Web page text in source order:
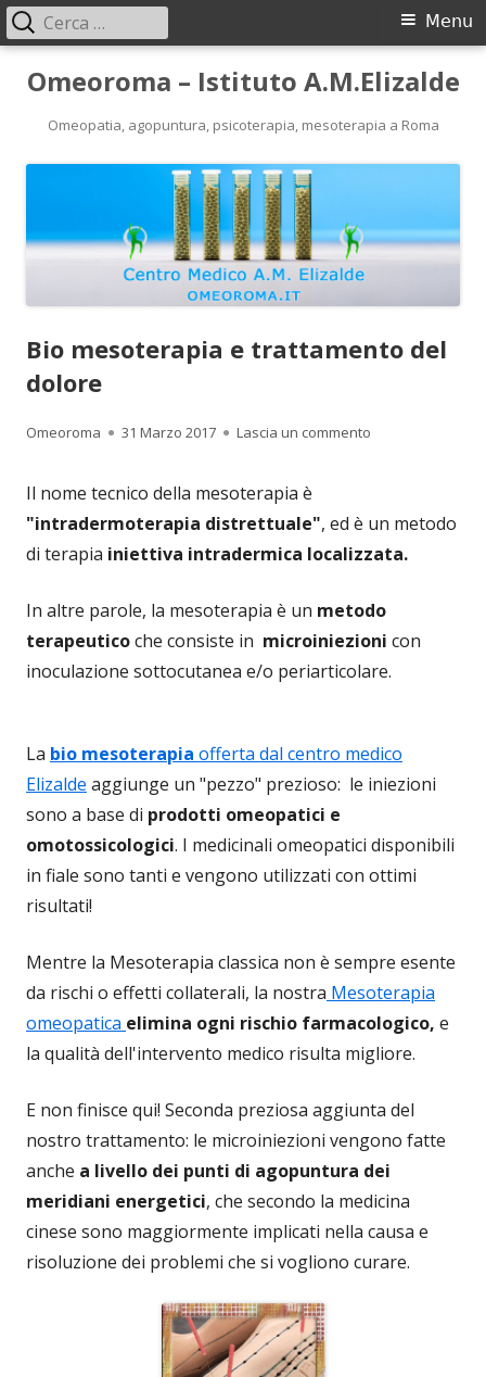
contenuto
Omeoroma – Istituto A.M.Elizalde
Omeopatia, agopuntura, psicoterapia, mesoterapia a Roma
Menu
principale
Menu
Ricerca
per:
Bio mesoterapia e trattamento del
dolore
Autore
Omeoroma Pubblicato
31 Marzo 2017 Lascia un commento
Il nome tecnico della mesoterapia è
"intradermoterapia distrettuale", ed è un metodo
di terapia iniettiva intradermica localizzata.
In altre parole, la mesoterapia è un metodo
terapeuticoche consiste in microiniezioni con
inoculazione sottocutanea e/o periarticolare.
La bio mesoterapia offerta dal centro medico
Elizalde aggiunge un "pezzo" prezioso: le iniezioni
sono a base di prodotti omeopatici e
omotossicologici. I medicinali omeopatici disponibili
in fiale sono tanti e vengono utilizzati con ottimi
risultati!
Mentre la Mesoterapia classica non è sempre esente
da rischi o effetti collaterali, la nostra Mesoterapia
omeopatica elimina ogni rischio farmacologico, e
la qualità dell'intervento medico risulta migliore.
E non finisce qui! Seconda preziosa aggiunta del
nostro trattamento: le microiniezioni vengono fatte
anche a livello dei punti di agopuntura dei
meridiani energetici, che secondo la medicina
cinese sono maggiormente implicati nella causa e
risoluzione dei problemi che si vogliono curare.